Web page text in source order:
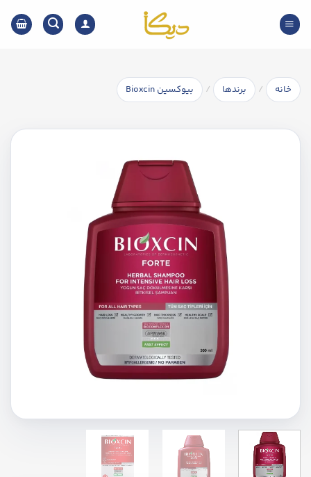
content
خانه / برندها / بیوکسین Bioxcin